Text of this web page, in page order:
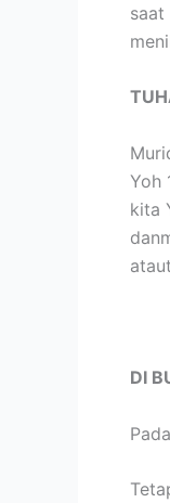
saat
Yoh
kita
DI